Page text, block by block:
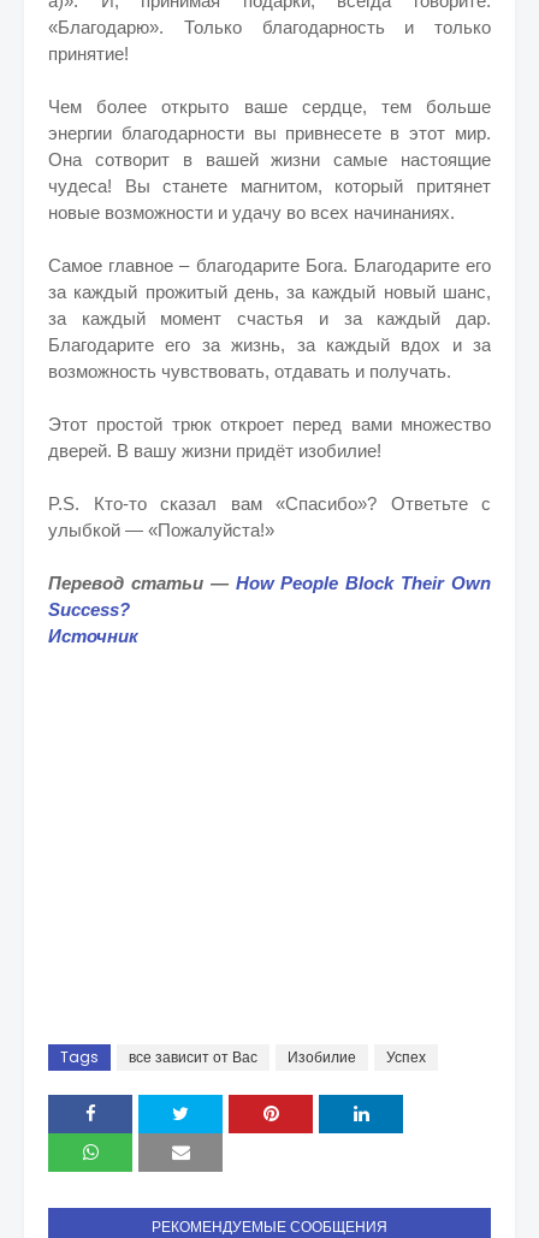
«Благодарю». Только благодарность и только
принятие!
Чем более открыто ваше сердце, тем больше
энергии благодарности вы привнесете в этот мир.
Она сотворит в вашей жизни самые настоящие
чудеса! Вы станете магнитом, который притянет
новые возможности и удачу во всех начинаниях.
Самое главное – благодарите Бога. Благодарите его
за каждый прожитый день, за каждый новый шанс,
за каждый момент счастья и за каждый дар.
Благодарите его за жизнь, за каждый вдох и за
возможность чувствовать, отдавать и получать.
Этот простой трюк откроет перед вами множество
дверей. В вашу жизни придёт изобилие!
P.S. Кто-то сказал вам «Спасибо»? Ответьте с
улыбкой — «Пожалуйста!»
Перевод статьи — How People Block Their Own
Success?
Источник
Tags все зависит от Вас Изобилие Успех
РЕКОМЕНДУЕМЫЕ СООБЩЕНИЯ